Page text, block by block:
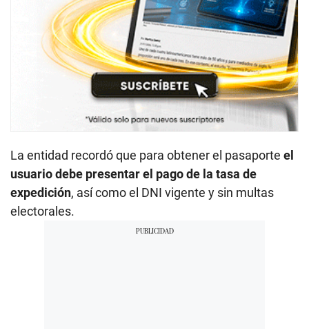
La entidad recordó que para obtener el pasaporte el
usuario debe presentar el pago de la tasa de
expedición, así como el DNI vigente y sin multas
electorales.